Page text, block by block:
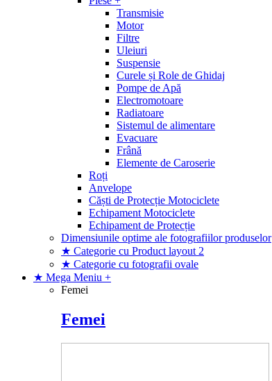
Transmisie
Motor
Filtre
Uleiuri
Suspensie
Curele și Role de Ghidaj
Pompe de Apă
Electromotoare
Radiatoare
Sistemul de alimentare
Evacuare
Frână
Elemente de Caroserie
Roți
Anvelope
Căști de Protecție Motociclete
Echipament Motociclete
Echipament de Protecție
Dimensiunile optime ale fotografiilor produselor
★ Categorie cu Product layout 2
★ Categorie cu fotografii ovale
★ Mega Meniu +
Femei
Femei